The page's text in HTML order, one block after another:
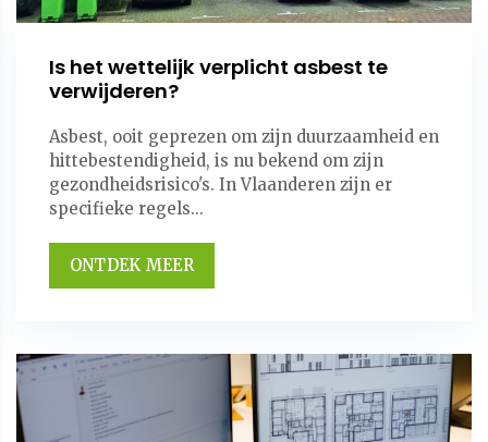
Is het wettelijk verplicht asbest te
verwijderen?
Asbest, ooit geprezen om zijn duurzaamheid en
hittebestendigheid, is nu bekend om zijn
gezondheidsrisico's. In Vlaanderen zijn er
specifieke regels...
ONTDEK MEER